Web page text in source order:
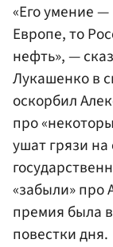
«Его умение
Европе, то
нефть», —
Лукашенко в
оскорбил
про
ушат грязи на
«забыли» про
премия была
повестки дня.